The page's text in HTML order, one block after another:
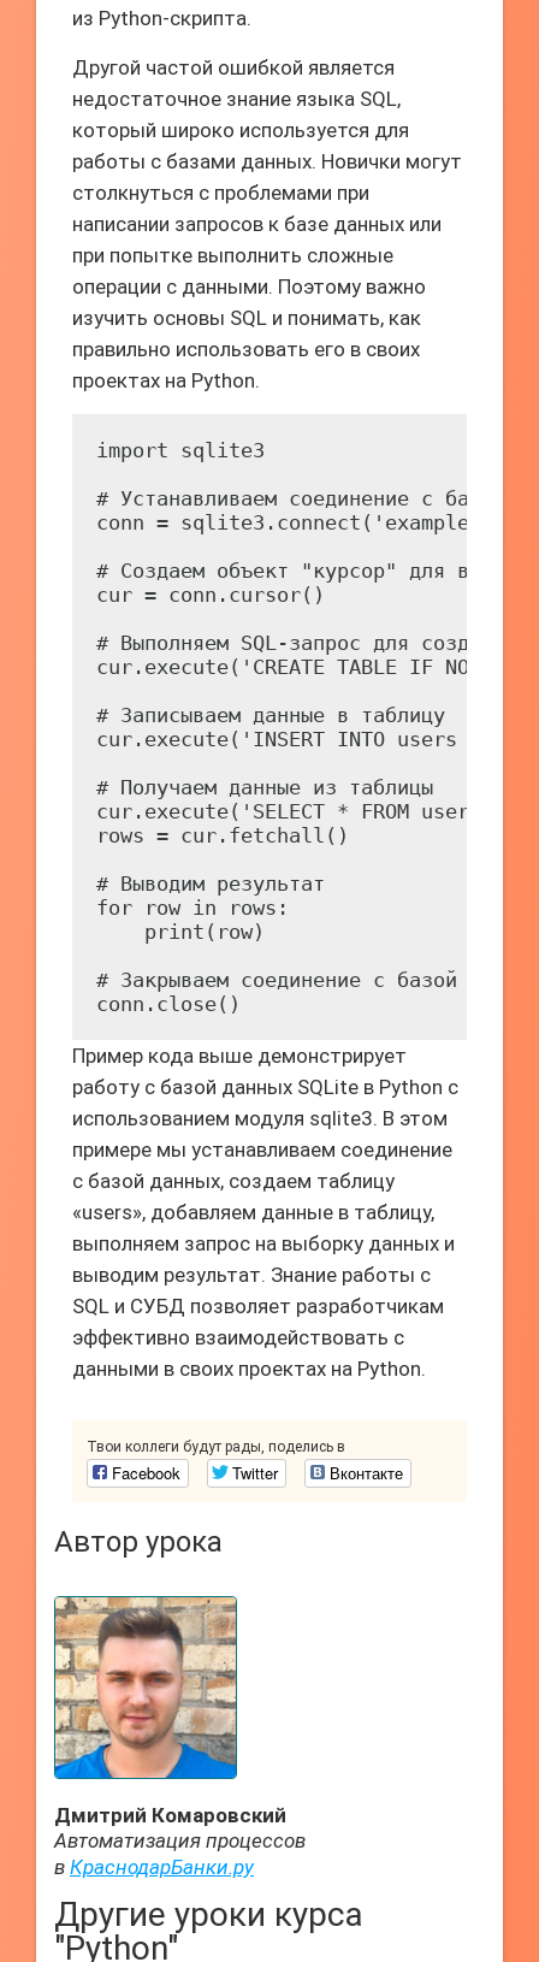
из Python-скрипта.
Другой частой ошибкой является
недостаточное знание языка SQL,
который широко используется для
работы с базами данных. Новички могут
столкнуться с проблемами при
написании запросов к базе данных или
при попытке выполнить сложные
операции с данными. Поэтому важно
изучить основы SQL и понимать, как
правильно использовать его в своих
проектах на Python.
import sqlite3
# Устанавливаем соединение с базой
conn = sqlite3.connect('example.db')
# Создаем объект "курсор" для
cur = conn.cursor()
# Выполняем SQL-запрос для создания
cur.execute('CREATE TABLE IF NOT
# Записываем данные в таблицу
cur.execute('INSERT INTO users
# Получаем данные из таблицы
cur.execute('SELECT * FROM users')
rows = cur.fetchall()
# Выводим результат
for row in rows:
    print(row)
# Закрываем соединение с базой
conn.close()
Пример кода выше демонстрирует
работу с базой данных SQLite в Python с
использованием модуля sqlite3. В этом
примере мы устанавливаем соединение
с базой данных, создаем таблицу
«users», добавляем данные в таблицу,
выполняем запрос на выборку данных и
выводим результат. Знание работы с
SQL и СУБД позволяет разработчикам
эффективно взаимодействовать с
данными в своих проектах на Python.
Твои коллеги будут рады, поделись в
Facebook Twitter Вконтакте
Автор урока
Дмитрий Комаровский
Автоматизация процессов
в КраснодарБанки.ру
Другие уроки курса
"Python"